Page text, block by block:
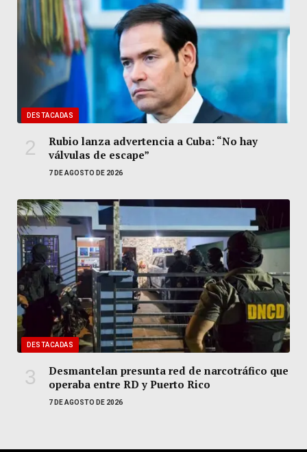
DESTACADAS
Rubio lanza advertencia a Cuba: “No hay
válvulas de escape”
7 DE AGOSTO DE 2026
DESTACADAS
Desmantelan presunta red de narcotráfico que
operaba entre RD y Puerto Rico
7 DE AGOSTO DE 2026